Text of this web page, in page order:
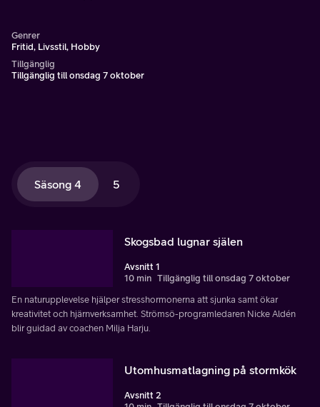
Genrer
Fritid, Livsstil, Hobby
Tillgänglig
Tillgänglig till onsdag 7 oktober
Säsong 4 5
Skogsbad lugnar själen
Avsnitt 1
10 min Tillgänglig till onsdag 7 oktober
En naturupplevelse hjälper stresshormonerna att sjunka samt ökar
kreativitet och hjärnverksamhet. Strömsö-programledaren Nicke Aldén
blir guidad av coachen Milja Harju.
Utomhusmatlagning på stormkök
Avsnitt 2